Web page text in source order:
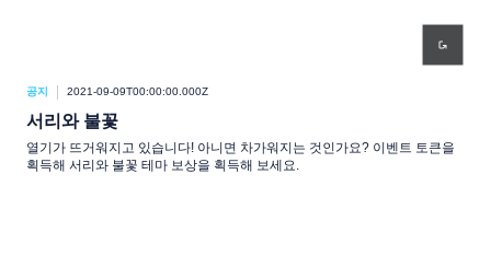
공지 2021-09-09T00:00:00.000Z
서리와 불꽃
열기가 뜨거워지고 있습니다! 아니면 차가워지는 것인가요? 이벤트 토큰을
획득해 서리와 불꽃 테마 보상을 획득해 보세요.